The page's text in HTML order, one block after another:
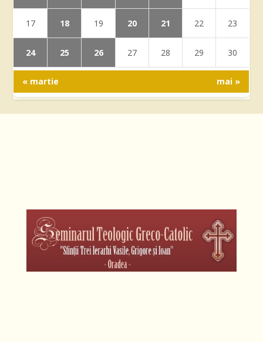
17 18 19 20 21 22 23
24 25 26 27 28 29 30
« martie mai »